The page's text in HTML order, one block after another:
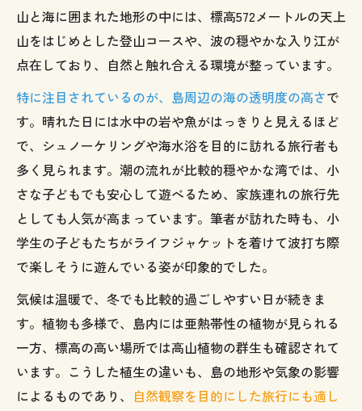
山と海に囲まれた地形の中には、標高572メートルの天上
山をはじめとした登山コースや、波の穏やかな入り江が
点在しており、自然と触れ合える環境が整っています。
特に注目されているのが、島周辺の海の透明度の高さで
す。晴れた日には水中の岩や魚がはっきりと見えるほど
で、シュノーケリングや海水浴を目的に訪れる旅行者も
多く見られます。潮の流れが比較的穏やかな湾では、小
さな子どもでも安心して遊べるため、家族連れの旅行先
としても人気が高まっています。筆者が訪れた時も、小
学生の子どもたちがライフジャケットを着けて波打ち際
で楽しそうに遊んでいる姿が印象的でした。
気候は温暖で、冬でも比較的過ごしやすい日が続きま
す。植物も多様で、島内には亜熱帯性の植物が見られる
一方、標高の高い場所では高山植物の群生も確認されて
います。こうした植生の違いも、島の地形や気象の影響
によるものであり、 自然観察を目的にした旅行にも適し